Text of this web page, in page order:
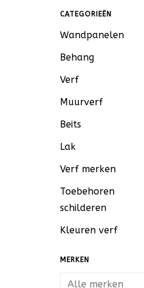
CATEGORIEËN
Wandpanelen
Behang
Verf
Muurverf
Beits
Lak
Verf merken
Toebehoren
schilderen
Kleuren verf
MERKEN